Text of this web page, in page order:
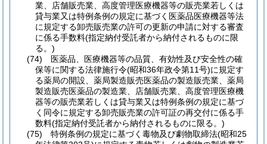
業、店舗販売業、高度管理医療機器等の販売業若しくは
貸与業又は特例条例の規定に基づく医薬品医療機器等法
に規定する卸売販売業の許可の更新の申請に対する審査
に係る手数料(指定納付受託者から納付されるものに限
る。)
(74)
医薬品、医療機器等の品質、有効性及び安全性の確
保等に関する法律施行令(昭和36年政令第11号)に規定す
る薬局の開設、薬局製造販売医薬品の製造販売業、薬局
製造販売医薬品の製造業、店舗販売業、高度管理医療機
器等の販売業若しくは貸与業又は特例条例の規定に基づ
く同令に規定する卸売販売業の許可証の再交付に係る手
数料(指定納付受託者から納付されるものに限る。)
(75)
特例条例の規定に基づく毒物及び劇物取締法(昭和25